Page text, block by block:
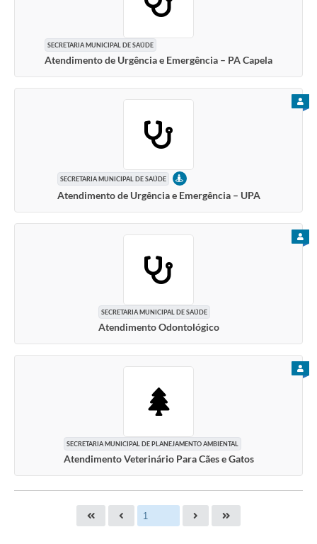
SECRETARIA MUNICIPAL DE SAÚDE
Atendimento de Urgência e Emergência – PA Capela
SECRETARIA MUNICIPAL DE SAÚDE PRESENCIAL
Atendimento de Urgência e Emergência – UPA
SECRETARIA MUNICIPAL DE SAÚDE
Atendimento Odontológico
SECRETARIA MUNICIPAL DE PLANEJAMENTO AMBIENTAL
Atendimento Veterinário Para Cães e Gatos